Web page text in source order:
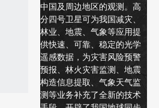
中国及周边地区的观测。高
分四号卫星可为我国减灾、
林业、地震、气象等应用提
供快速、可靠、稳定的光学
遥感数据，为灾害风险预警
预报、林火灾害监测、地震
构造信息提取、气象天气监
测等业务补充了全新的技术